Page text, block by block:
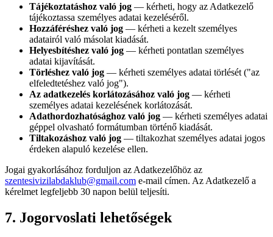
Tájékoztatáshoz való jog — kérheti, hogy az Adatkezelő
tájékoztassa személyes adatai kezeléséről.
Hozzáféréshez való jog — kérheti a kezelt személyes
adatairól való másolat kiadását.
Helyesbítéshez való jog — kérheti pontatlan személyes
adatai kijavítását.
Törléshez való jog — kérheti személyes adatai törlését ("az
elfeledtetéshez való jog").
Az adatkezelés korlátozásához való jog — kérheti
személyes adatai kezelésének korlátozását.
Adathordozhatósághoz való jog — kérheti személyes adatai
géppel olvasható formátumban történő kiadását.
Tiltakozáshoz való jog — tiltakozhat személyes adatai jogos
érdeken alapuló kezelése ellen.
Jogai gyakorlásához forduljon az Adatkezelőhöz az
szentesivizilabdaklub@gmail.com e-mail címen. Az Adatkezelő a
kérelmet legfeljebb 30 napon belül teljesíti.
7. Jogorvoslati lehetőségek